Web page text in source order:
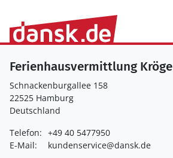
Ferienhausvermittlung
Schnackenburgallee 158
22525 Hamburg
Deutschland
Telefon: +49 40 5477950
E-Mail:
kundenservice@dansk.de